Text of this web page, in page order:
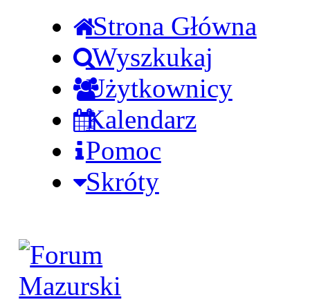
Strona Główna
Wyszkukaj
Użytkownicy
Kalendarz
Pomoc
Skróty